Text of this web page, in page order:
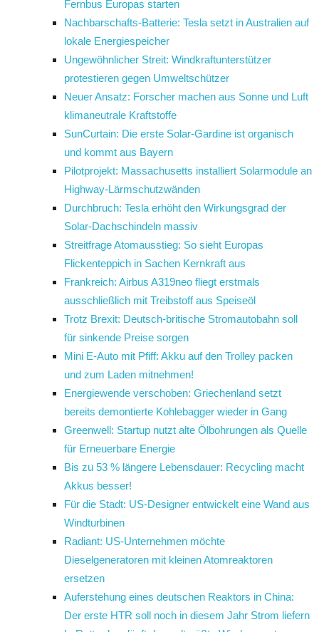
Fernbus Europas starten
Nachbarschafts-Batterie: Tesla setzt in Australien auf
lokale Energiespeicher
Ungewöhnlicher Streit: Windkraftunterstützer
protestieren gegen Umweltschützer
Neuer Ansatz: Forscher machen aus Sonne und Luft
klimaneutrale Kraftstoffe
SunCurtain: Die erste Solar-Gardine ist organisch
und kommt aus Bayern
Pilotprojekt: Massachusetts installiert Solarmodule an
Highway-Lärmschutzwänden
Durchbruch: Tesla erhöht den Wirkungsgrad der
Solar-Dachschindeln massiv
Streitfrage Atomausstieg: So sieht Europas
Flickenteppich in Sachen Kernkraft aus
Frankreich: Airbus A319neo fliegt erstmals
ausschließlich mit Treibstoff aus Speiseöl
Trotz Brexit: Deutsch-britische Stromautobahn soll
für sinkende Preise sorgen
Mini E-Auto mit Pfiff: Akku auf den Trolley packen
und zum Laden mitnehmen!
Energiewende verschoben: Griechenland setzt
bereits demontierte Kohlebagger wieder in Gang
Greenwell: Startup nutzt alte Ölbohrungen als Quelle
für Erneuerbare Energie
Bis zu 53 % längere Lebensdauer: Recycling macht
Akkus besser!
Für die Stadt: US-Designer entwickelt eine Wand aus
Windturbinen
Radiant: US-Unternehmen möchte
Dieselgeneratoren mit kleinen Atomreaktoren
ersetzen
Auferstehung eines deutschen Reaktors in China:
Der erste HTR soll noch in diesem Jahr Strom liefern